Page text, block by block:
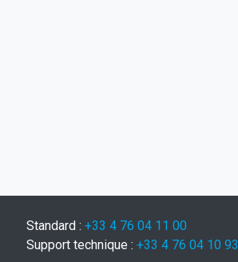
Standard : +33 4 76 04 11 00
Support technique : +33 4 76 04 10 93